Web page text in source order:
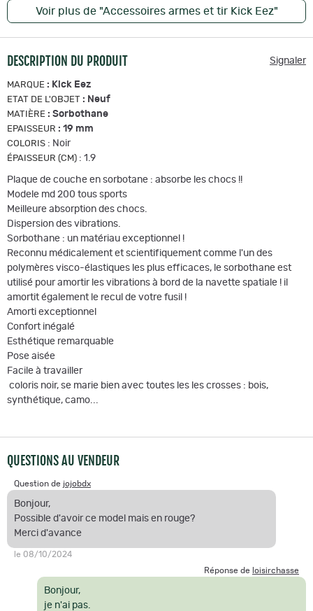
Voir plus de "Accessoires armes et tir Kick Eez"
DESCRIPTION DU PRODUIT Signaler
MARQUE : Kick Eez
ETAT DE L'OBJET : Neuf
MATIÈRE : Sorbothane
EPAISSEUR : 19 mm
COLORIS : Noir
ÉPAISSEUR (CM) : 1.9
Plaque de couche en sorbotane : absorbe les chocs !!
Modele md 200 tous sports
Meilleure absorption des chocs.
Dispersion des vibrations.
Sorbothane : un matériau exceptionnel !
Reconnu médicalement et scientifiquement comme l'un des
polymères visco-élastiques les plus efficaces, le sorbothane est
utilisé pour amortir les vibrations à bord de la navette spatiale ! il
amortit également le recul de votre fusil !
Amorti exceptionnel
Confort inégalé
Esthétique remarquable
Pose aisée
Facile à travailler
coloris noir, se marie bien avec toutes les les crosses : bois,
synthétique, camo...
QUESTIONS AU VENDEUR
Question de jojobdx
Bonjour,
Possible d'avoir ce model mais en rouge?
Merci d'avance
le 08/10/2024
Réponse de loisirchasse
Bonjour,
je n'ai pas.